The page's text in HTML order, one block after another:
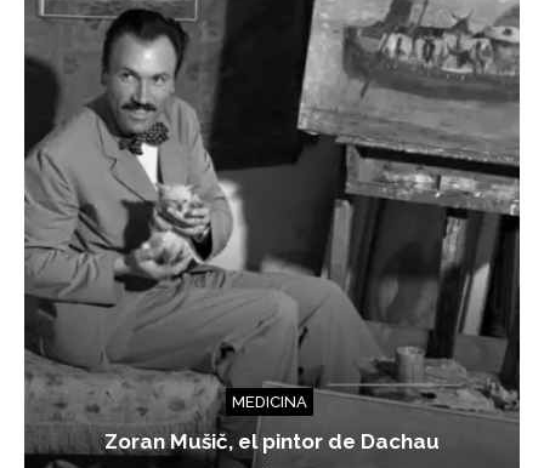
MEDICINA
Zoran Mušič, el pintor de Dachau